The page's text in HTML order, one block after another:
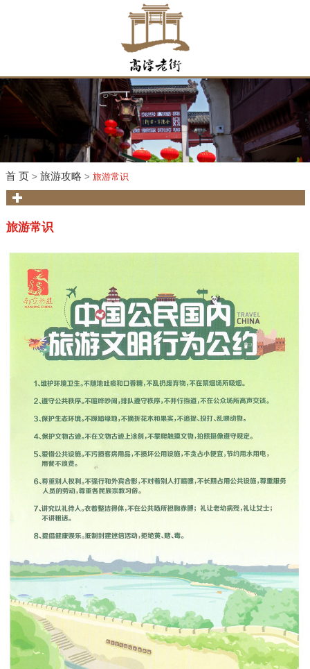
首 页 > 旅游攻略 > 旅游常识
旅游常识